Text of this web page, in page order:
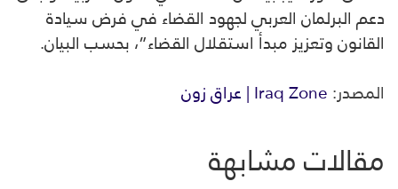
دعم البرلمان العربي لجهود القضاء في فرض سيادة
القانون وتعزيز مبدأ استقلال القضاء”، بحسب البيان.
المصدر:Iraq Zone | عراق زون
مقالات مشابهة